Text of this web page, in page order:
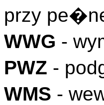
przy
WWG -
PWZ -
WMS -